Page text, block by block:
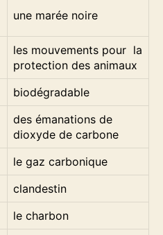
une marée noire
les mouvements pour la
protection des animaux
biodégradable
des émanations de
dioxyde de carbone
le gaz carbonique
clandestin
le charbon